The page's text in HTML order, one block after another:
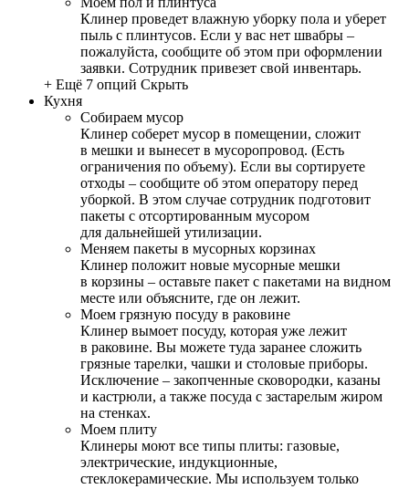
Клинер проведет влажную уборку пола и уберет
пыль с плинтусов. Если у вас нет швабры –
пожалуйста, сообщите об этом при оформлении
заявки. Сотрудник привезет свой инвентарь.
+ Ещё 7 опций Скрыть
Кухня
Собираем мусор
Клинер соберет мусор в помещении, сложит
в мешки и вынесет в мусоропровод. (Есть
ограничения по объему). Если вы сортируете
отходы – сообщите об этом оператору перед
уборкой. В этом случае сотрудник подготовит
пакеты с отсортированным мусором
для дальнейшей утилизации.
Меняем пакеты в мусорных корзинах
Клинер положит новые мусорные мешки
в корзины – оставьте пакет с пакетами на видном
месте или объясните, где он лежит.
Моем грязную посуду в раковине
Клинер вымоет посуду, которая уже лежит
в раковине. Вы можете туда заранее сложить
грязные тарелки, чашки и столовые приборы.
Исключение – закопченные сковородки, казаны
и кастрюли, а также посуда с застарелым жиром
на стенках.
Моем плиту
Клинеры моют все типы плиты: газовые,
электрические, индукционные,
стеклокерамические. Мы используем только